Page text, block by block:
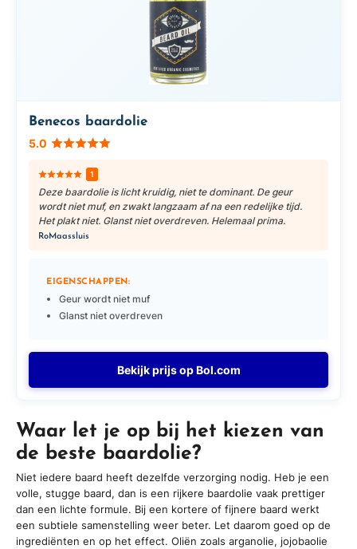
Benecos baardolie
5.0
1
Deze baardolie is licht kruidig, niet te dominant. De geur
wordt niet muf, en zwakt langzaam af na een redelijke tijd.
Het plakt niet. Glanst niet overdreven. Helemaal prima.
RoMaassluis
EIGENSCHAPPEN:
Geur wordt niet muf
Glanst niet overdreven
Bekijk prijs op Bol.com
Waar let je op bij het kiezen van
de beste baardolie?
Niet iedere baard heeft dezelfde verzorging nodig. Heb je een
volle, stugge baard, dan is een rijkere baardolie vaak prettiger
dan een lichte formule. Bij een kortere of fijnere baard werkt
een subtiele samenstelling weer beter. Let daarom goed op de
ingrediënten en op het effect. Oliën zoals arganolie, jojobaolie